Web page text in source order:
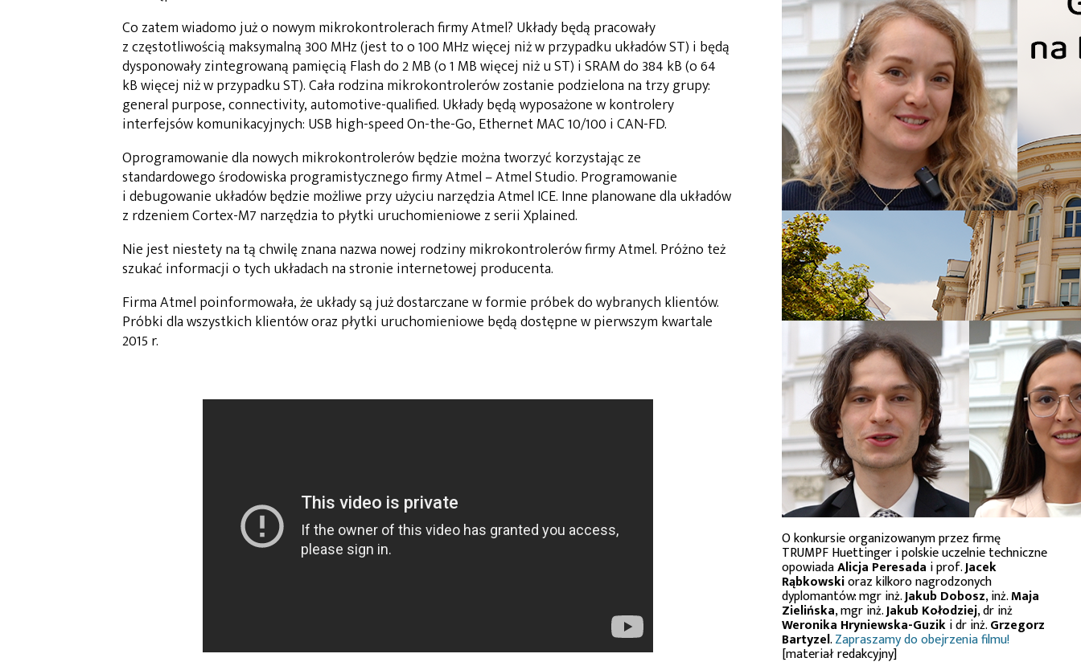
Co zatem wiadomo już o nowym mikrokontrolerach firmy Atmel? Układy będą pracowały
z częstotliwością maksymalną 300 MHz (jest to o 100 MHz więcej niż w przypadku układów ST) i będą
dysponowały zintegrowaną pamięcią Flash do 2 MB (o 1 MB więcej niż u ST) i SRAM do 384 kB (o 64
kB więcej niż w przypadku ST). Cała rodzina mikrokontrolerów zostanie podzielona na trzy grupy:
general purpose, connectivity, automotive-qualified. Układy będą wyposażone w kontrolery
interfejsów komunikacyjnych: USB high-speed On-the-Go, Ethernet MAC 10/100 i CAN-FD.
Oprogramowanie dla nowych mikrokontrolerów będzie można tworzyć korzystając ze
standardowego środowiska programistycznego firmy Atmel – Atmel Studio. Programowanie
i debugowanie układów będzie możliwe przy użyciu narzędzia Atmel ICE. Inne planowane dla układów
z rdzeniem Cortex-M7 narzędzia to płytki uruchomieniowe z serii Xplained.
Nie jest niestety na tą chwilę znana nazwa nowej rodziny mikrokontrolerów firmy Atmel. Próżno też
szukać informacji o tych układach na stronie internetowej producenta.
Firma Atmel poinformowała, że układy są już dostarczane w formie próbek do wybranych klientów.
Próbki dla wszystkich klientów oraz płytki uruchomieniowe będą dostępne w pierwszym kwartale
2015 r.
O konkursie organizowanym przez firmę
TRUMPF Huettinger i polskie uczelnie techniczne
opowiadaAlicja Peresada i prof.Jacek
Rąbkowskioraz kilkoro nagrodzonych
dyplomantów: mgr inż.Jakub Dobosz, inż.Maja
Zielińska, mgr inż.Jakub Kołodziej, dr inż
Weronika Hryniewska-Guziki dr inż.Grzegorz
Bartyzel.Zapraszamy do obejrzenia filmu!
[materiał redakcyjny]